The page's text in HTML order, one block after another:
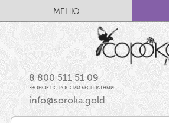
МЕНЮ
8 800 511 51 09
ЗВОНОК ПО РОССИИ БЕСПЛАТНЫЙ
info@soroka.gold